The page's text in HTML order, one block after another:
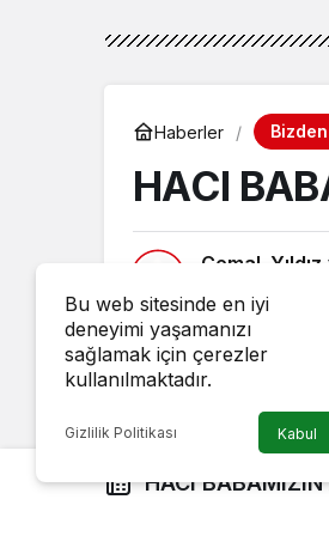
Haberler
HACI
Cemal_Yıldız
28 Eylül
Google'da Abone
Çok değerli
HACI BABAMIZIN
Bu web sitesinde en iyi
deneyimi yaşamanızı
sağlamak için çerezler
kullanılmaktadır.
Gizlilik Politikası Kabul